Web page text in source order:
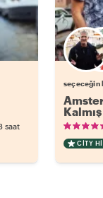
saat
seçeceğin
CITY